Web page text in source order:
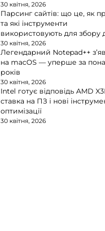
30 квітня, 2026
Парсинг сайтів: що це, як
та які інструменти
використовують для збору
30 квітня, 2026
Легендарний Notepad++
на macOS — уперше за
років
30 квітня, 2026
Intel готує відповідь AMD
ставка на ПЗ і нові
оптимізації
30 квітня, 2026